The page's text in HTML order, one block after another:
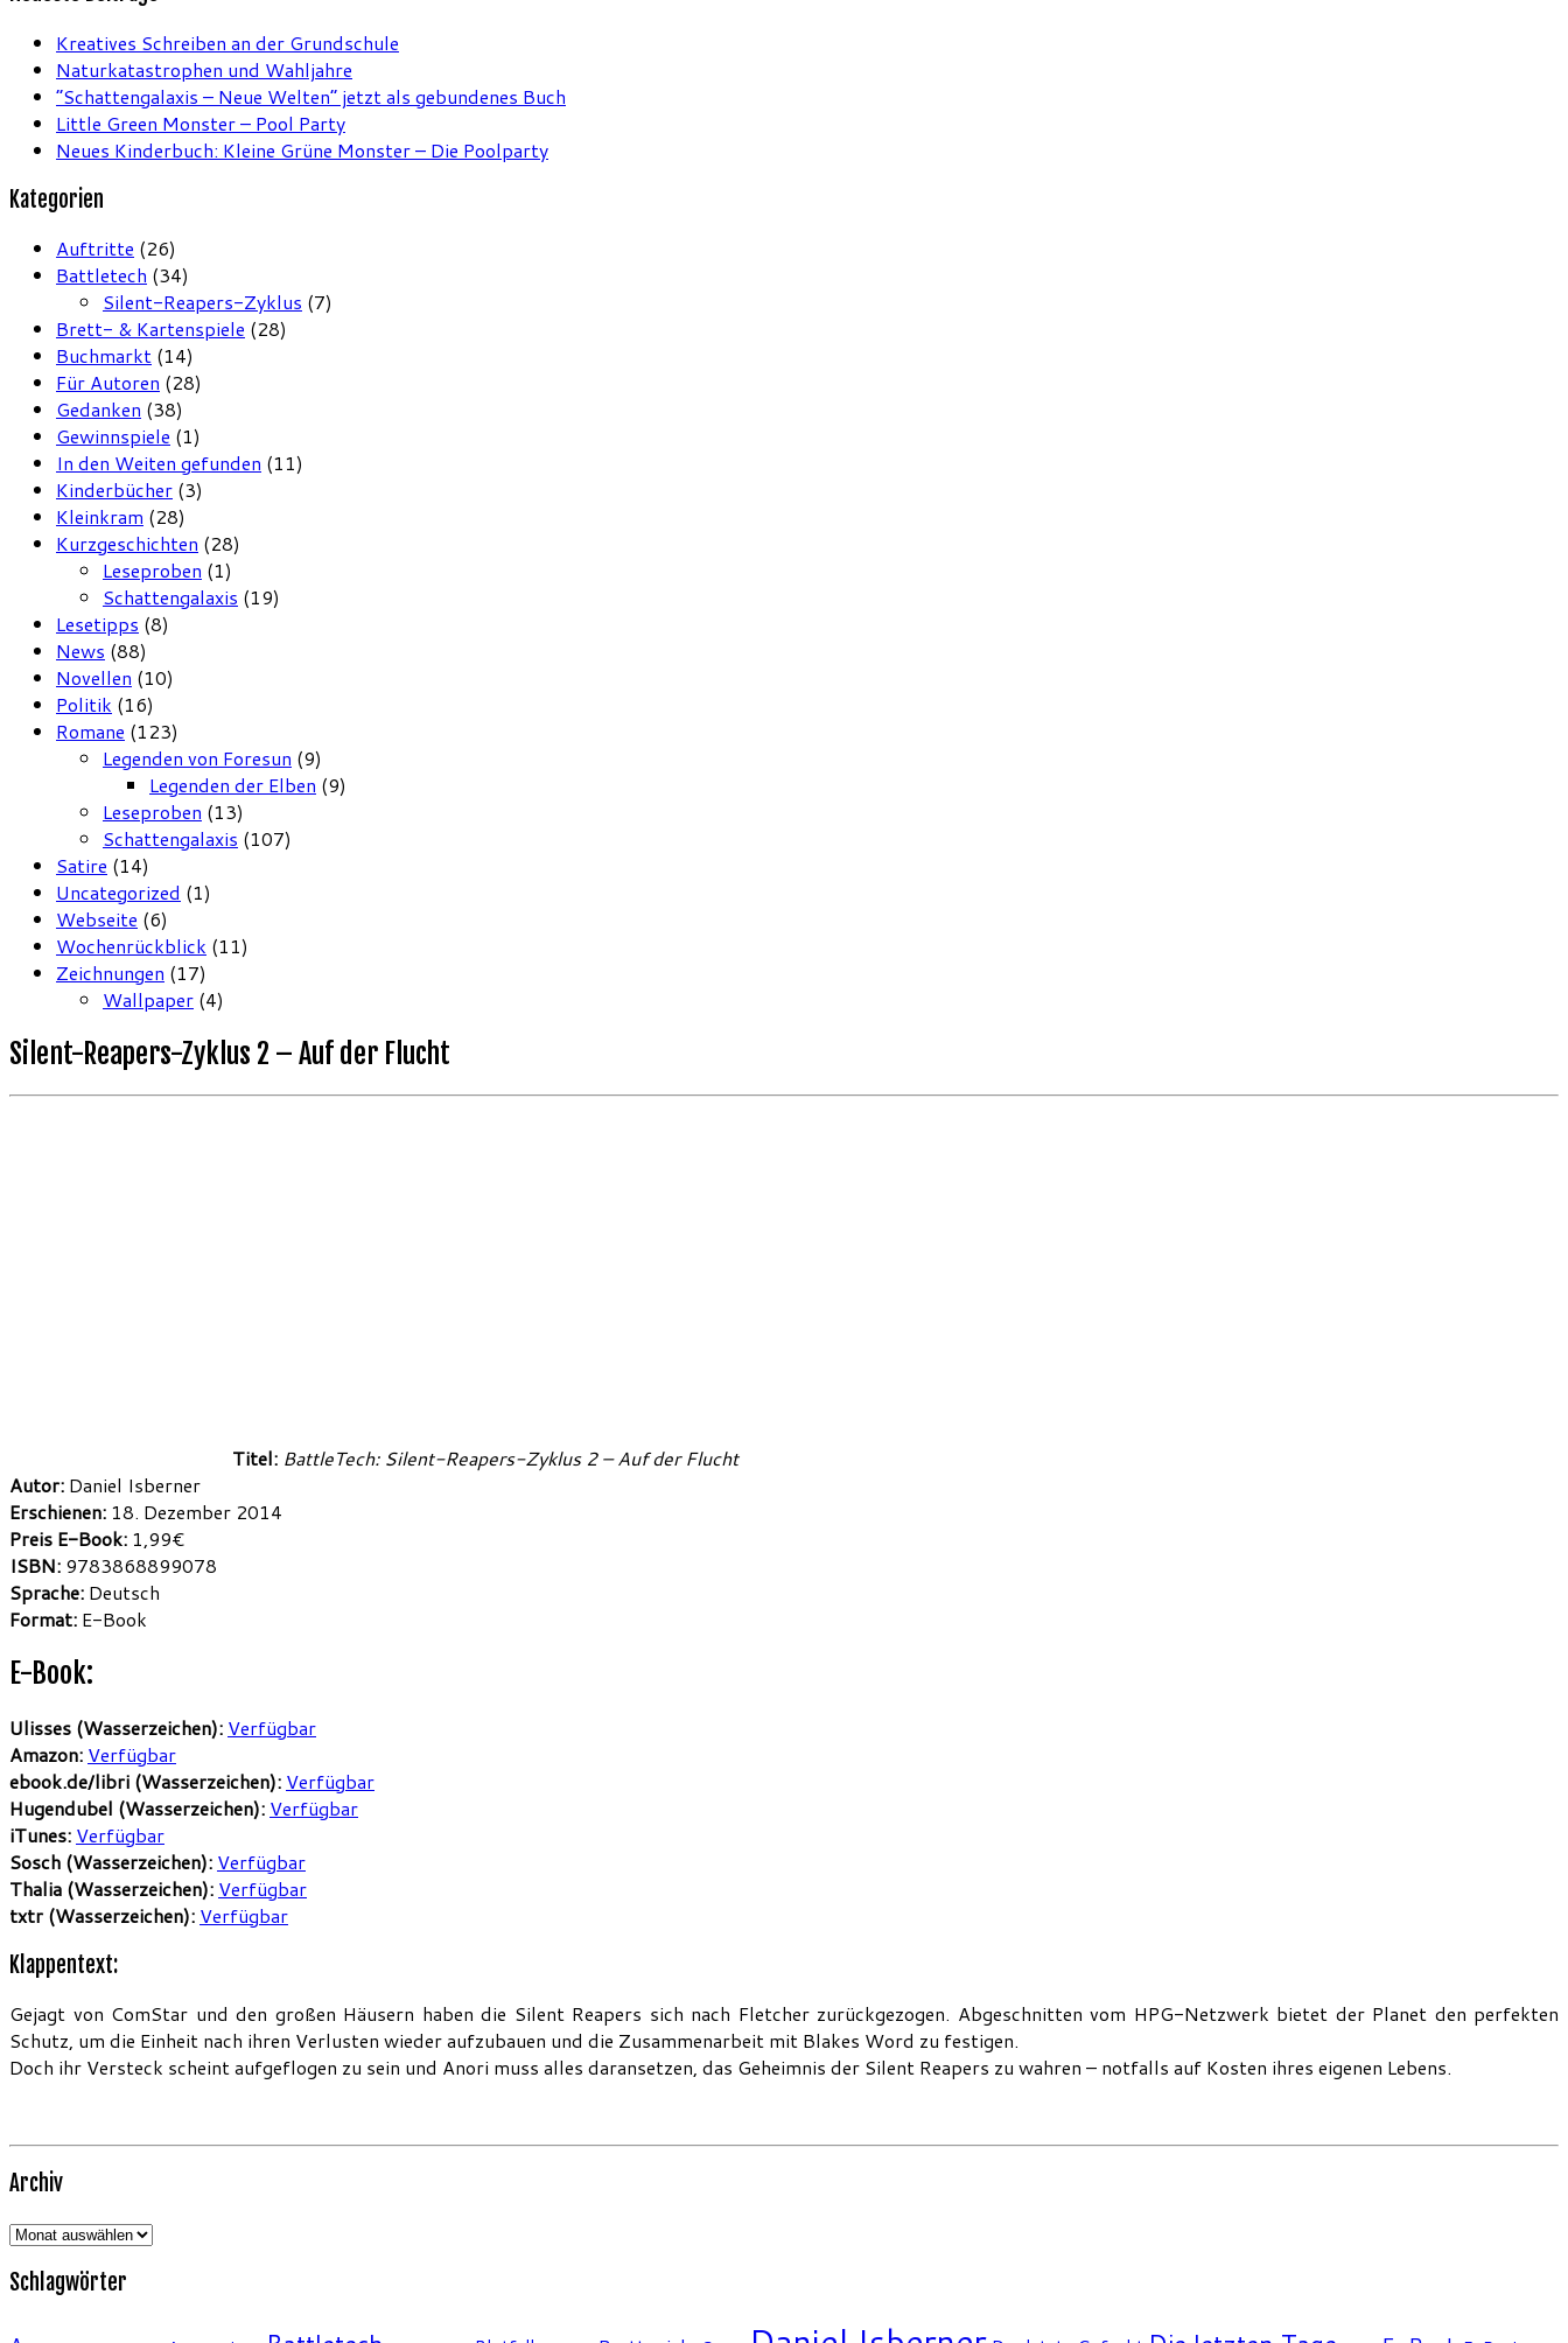
Kreatives Schreiben an der Grundschule
Naturkatastrophen und Wahljahre
“Schattengalaxis – Neue Welten” jetzt als gebundenes Buch
Little Green Monster – Pool Party
Neues Kinderbuch: Kleine Grüne Monster – Die Poolparty
Kategorien
Auftritte (26)
Battletech (34)
Silent-Reapers-Zyklus (7)
Brett- & Kartenspiele (28)
Buchmarkt (14)
Für Autoren (28)
Gedanken (38)
Gewinnspiele (1)
In den Weiten gefunden (11)
Kinderbücher (3)
Kleinkram (28)
Kurzgeschichten (28)
Leseproben (1)
Schattengalaxis (19)
Lesetipps (8)
News (88)
Novellen (10)
Politik (16)
Romane (123)
Legenden von Foresun (9)
Legenden der Elben (9)
Leseproben (13)
Schattengalaxis (107)
Satire (14)
Uncategorized (1)
Webseite (6)
Wochenrückblick (11)
Zeichnungen (17)
Wallpaper (4)
Silent-Reapers-Zyklus 2 – Auf der Flucht
Titel: BattleTech: Silent-Reapers-Zyklus 2 – Auf der Flucht
Autor: Daniel Isberner
Erschienen: 18. Dezember 2014
Preis E-Book: 1,99€
ISBN: 9783868899078
Sprache: Deutsch
Format: E-Book
E-Book:
Ulisses (Wasserzeichen): Verfügbar
Amazon: Verfügbar
ebook.de/libri (Wasserzeichen): Verfügbar
Hugendubel (Wasserzeichen): Verfügbar
iTunes: Verfügbar
Sosch (Wasserzeichen): Verfügbar
Thalia (Wasserzeichen): Verfügbar
txtr (Wasserzeichen): Verfügbar
Klappentext:
Gejagt von ComStar und den großen Häusern haben die Silent Reapers sich nach Fletcher zurückgezogen. Abgeschnitten vom HPG-Netzwerk bietet der Planet den perfekten
Schutz, um die Einheit nach ihren Verlusten wieder aufzubauen und die Zusammenarbeit mit Blakes Word zu festigen.
Doch ihr Versteck scheint aufgeflogen zu sein und Anori muss alles daransetzen, das Geheimnis der Silent Reapers zu wahren – notfalls auf Kosten ihres eigenen Lebens.
Archiv
Archiv
Schlagwörter